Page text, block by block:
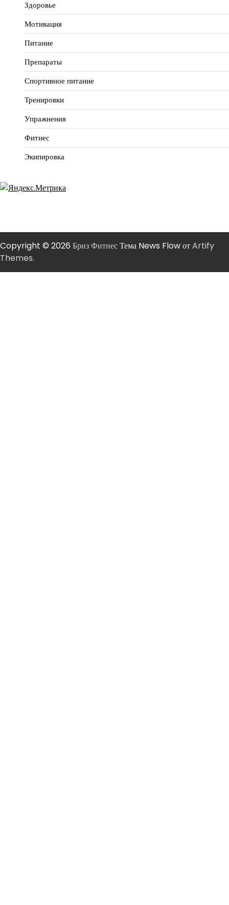
Здоровье
Мотивация
Питание
Препараты
Спортивное питание
Тренировки
Упражнения
Фитнес
Экипировка
Copyright © 2026 Бриз ФитнесТема News Flow отArtify
Themes.